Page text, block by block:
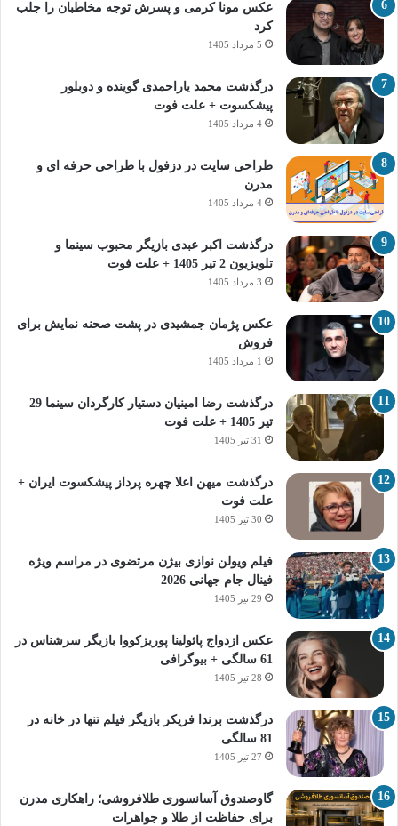
عکس مونا کرمی و پسرش توجه مخاطبان را جلب
کرد
5 مرداد 1405
درگذشت محمد یاراحمدی گوینده و دوبلور
پیشکسوت + علت فوت
4 مرداد 1405
طراحی سایت در دزفول با طراحی حرفه‌ ای و
مدرن
4 مرداد 1405
درگذشت اکبر عبدی بازیگر محبوب سینما و
تلویزیون 2 تیر 1405 + علت فوت
3 مرداد 1405
عکس پژمان جمشیدی در پشت صحنه نمایش برای
فروش
1 مرداد 1405
درگذشت رضا امینیان دستیار کارگردان سینما 29
تیر 1405 + علت فوت
31 تیر 1405
درگذشت میهن اعلا چهره پرداز پیشکسوت ایران +
علت فوت
30 تیر 1405
فیلم ویولن نوازی بیژن مرتضوی در مراسم ویژه
فینال جام جهانی 2026
29 تیر 1405
عکس ازدواج پائولینا پوریزکووا بازیگر سرشناس در
61 سالگی + بیوگرافی
28 تیر 1405
درگذشت برندا فریکر بازیگر فیلم تنها در خانه در
81 سالگی
27 تیر 1405
گاوصندوق آسانسوری طلافروشی؛ راهکاری مدرن
برای حفاظت از طلا و جواهرات